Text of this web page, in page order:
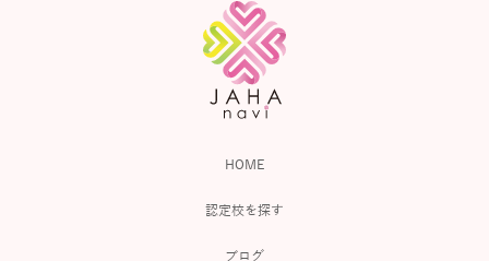
HOME
認定校を探す
ブログ